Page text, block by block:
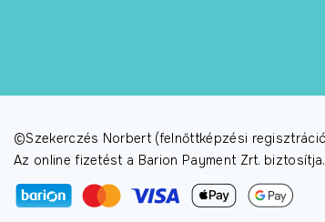
©Szekerczés Norbert (felnőttképzési
Az online fizetést a Barion Payment Zrt.